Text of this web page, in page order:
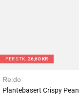
PER STK. 26,60 KR
Re:do